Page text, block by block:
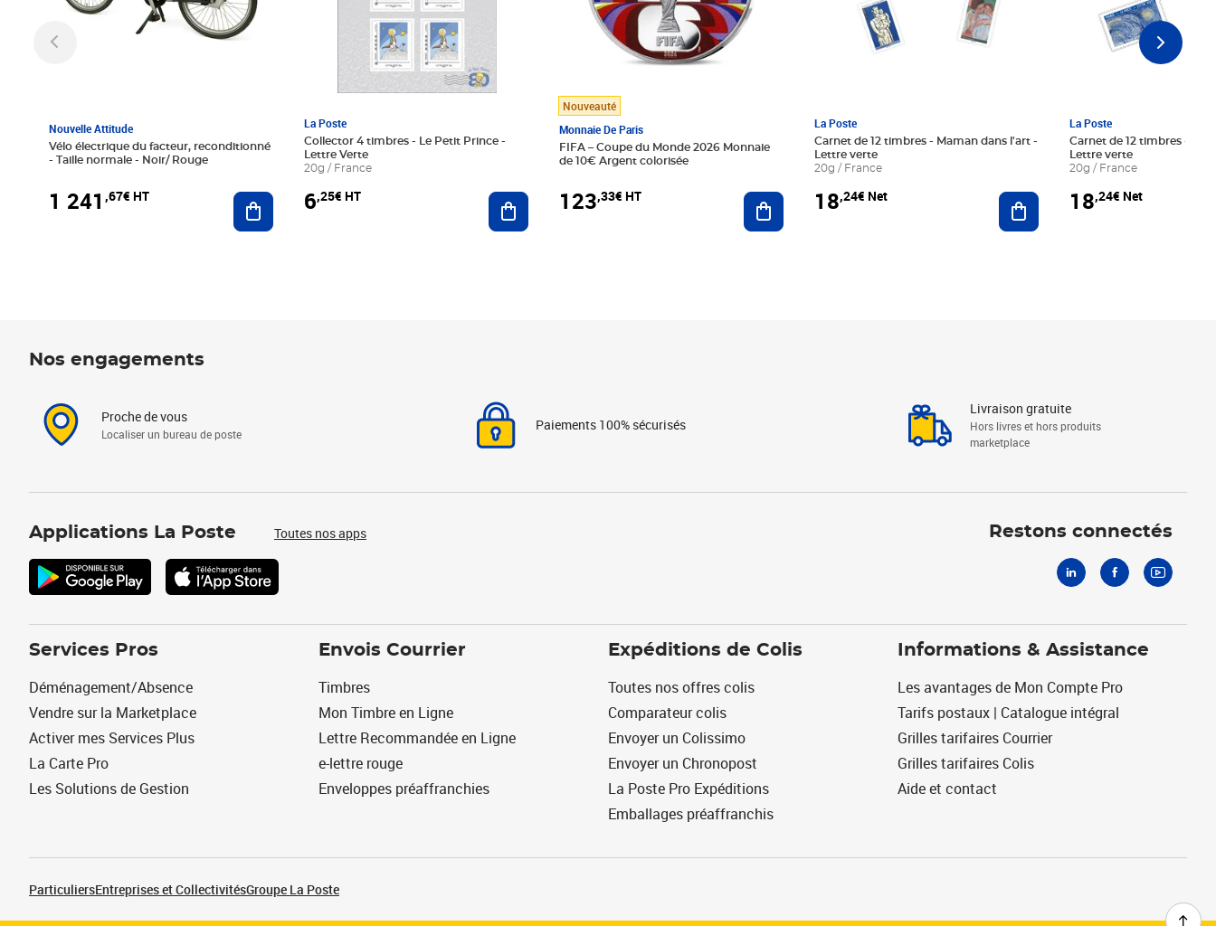
Nouvelle Attitude
Vélo électrique du facteur, reconditionné
- Taille normale - Noir/ Rouge
1 241 ,67€ HT Ajouter au panier
La Poste
Collector 4 timbres - Le Petit Prince -
Lettre Verte
20g / France
6,25€ HT Ajouter au panier
Nouveauté
Monnaie De Paris
FIFA – Coupe du Monde 2026 Monnaie
de 10€ Argent colorisée
123,33€ HT Ajouter au panier
La Poste
Carnet de 12 timbres - Maman dans l'art -
Lettre verte
20g / France
18,24€ Net Ajouter au panier
La Poste
Carnet de 12 timbres - Le
Lettre verte
20g / France
18,24€ Net
Nos engagements
Proche de vous
Localiser un bureau de poste
Paiements 100% sécurisés
Livraison gratuite
Hors livres et hors produits
marketplace
Applications La Poste Toutes nos apps Restons connectés
Services Pros
Déménagement/Absence
Vendre sur la Marketplace
Activer mes Services Plus
La Carte Pro
Les Solutions de Gestion
Envois Courrier
Timbres
Mon Timbre en Ligne
Lettre Recommandée en Ligne
e-lettre rouge
Enveloppes préaffranchies
Expéditions de Colis
Toutes nos offres colis
Comparateur colis
Envoyer un Colissimo
Envoyer un Chronopost
La Poste Pro Expéditions
Emballages préaffranchis
Informations & Assistance
Les avantages de Mon Compte Pro
Tarifs postaux | Catalogue intégral
Grilles tarifaires Courrier
Grilles tarifaires Colis
Aide et contact
ParticuliersEntreprises et CollectivitésGroupe La Poste